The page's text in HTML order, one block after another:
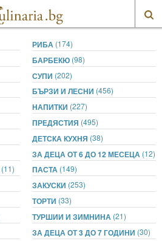
РИБА (174)
БАРБЕКЮ (98)
СУПИ (202)
БЪРЗИ И ЛЕСНИ (456)
НАПИТКИ (227)
ПРЕДЯСТИЯ (495)
ДЕТСКА КУХНЯ (38)
ЗА ДЕЦА ОТ 6 ДО 12 МЕСЕЦА (12)
(11) ПАСТА (149)
ЗАКУСКИ (253)
ТОРТИ (33)
ТУРШИИ И ЗИМНИНА (21)
ЗА ДЕЦА ОТ 3 ДО 7 ГОДИНИ (30)